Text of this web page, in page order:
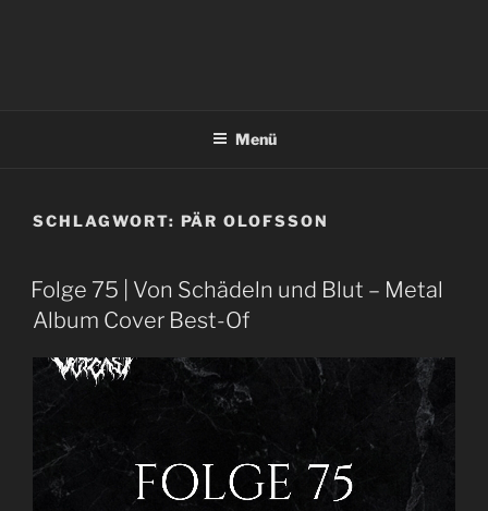
Menü
SCHLAGWORT: PÄR OLOFSSON
Folge 75 | Von Schädeln und Blut – Metal
Album Cover Best-Of